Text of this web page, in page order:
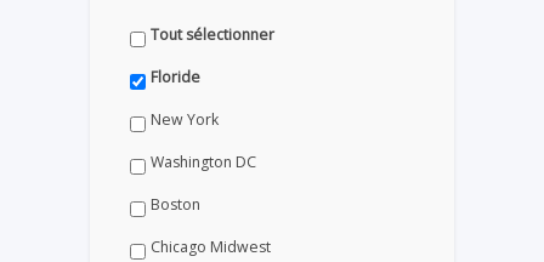
Tout sélectionner
Floride
New York
Washington DC
Boston
Chicago Midwest